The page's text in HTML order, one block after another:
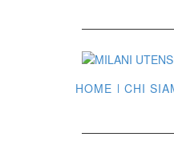
HOME CHI